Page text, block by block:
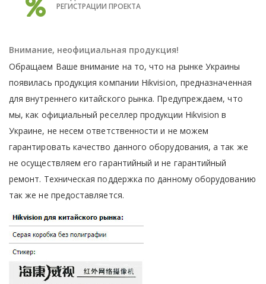
РЕГИСТРАЦИИ ПРОЕКТА
Внимание, неофициальная продукция!
Обращаем Ваше внимание на то, что на рынке Украины
появилась продукция компании Hikvision, предназначенная
для внутреннего китайского рынка. Предупреждаем, что
мы, как официальный реселлер продукции Hikvision в
Украине, не несем ответственности и не можем
гарантировать качество данного оборудования, а так же
не осуществляем его гарантийный и не гарантийный
ремонт. Техническая поддержка по данному оборудованию
так же не предоставляется.